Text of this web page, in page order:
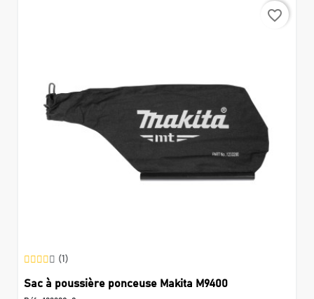
favorite_border
(1)
Sac à poussière ponceuse Makita M9400